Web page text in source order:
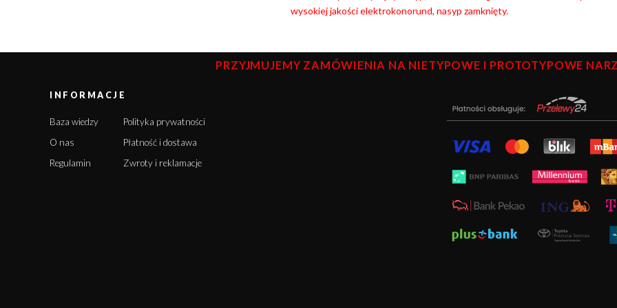
wysokiej jakości elektrokonorund, nasyp zamknięty.
PRZYJMUJEMY ZAMÓWIENIA NA NIETYPOWE I PROTOTYPOWE
INFORMACJE
Baza wiedzy
O nas
Regulamin
Polityka prywatności
Płatność i dostawa
Zwroty i reklamacje